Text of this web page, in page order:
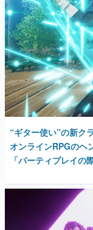
“ギター使い”の新ク
オンラインRPGのヘ
「パーティプレイ